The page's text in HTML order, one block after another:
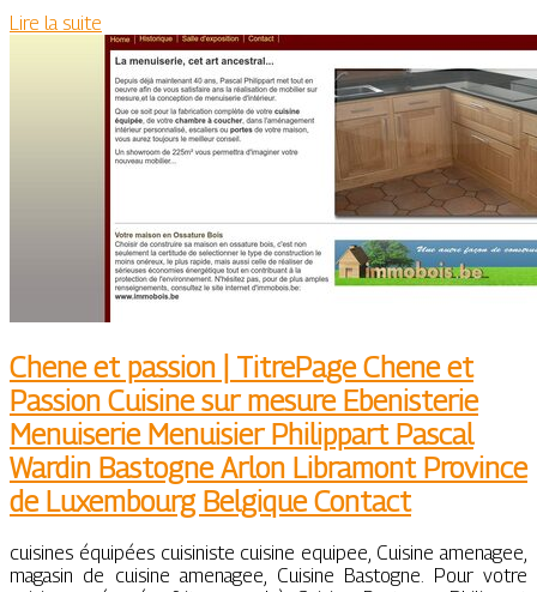
Lire la suite
Chene et passion | TitrePage Chene et
Passion Cuisine sur mesure Ebenisterie
Menuiserie Menuisier Philippart Pascal
Wardin Bastogne Arlon Libramont Province
de Luxembourg Belgique Contact
cuisines équipées cuisiniste cuisine equipee, Cuisine amenagee,
magasin de cuisine amenagee, Cuisine Bastogne. Pour votre